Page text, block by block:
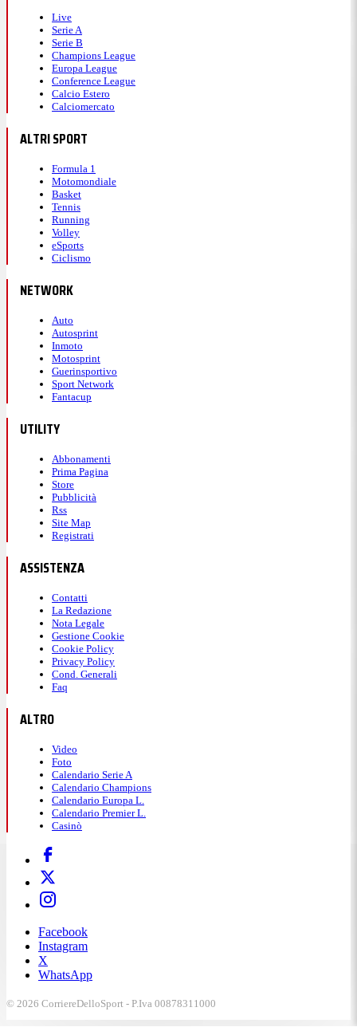
Live
Serie A
Serie B
Champions League
Europa League
Conference League
Calcio Estero
Calciomercato
ALTRI SPORT
Formula 1
Motomondiale
Basket
Tennis
Running
Volley
eSports
Ciclismo
NETWORK
Auto
Autosprint
Inmoto
Motosprint
Guerinsportivo
Sport Network
Fantacup
UTILITY
Abbonamenti
Prima Pagina
Store
Pubblicità
Rss
Site Map
Registrati
ASSISTENZA
Contatti
La Redazione
Nota Legale
Gestione Cookie
Cookie Policy
Privacy Policy
Cond. Generali
Faq
ALTRO
Video
Foto
Calendario Serie A
Calendario Champions
Calendario Europa L.
Calendario Premier L.
Casinò
Facebook
Instagram
X
WhatsApp
© 2026 CorriereDelloSport - P.Iva 00878311000